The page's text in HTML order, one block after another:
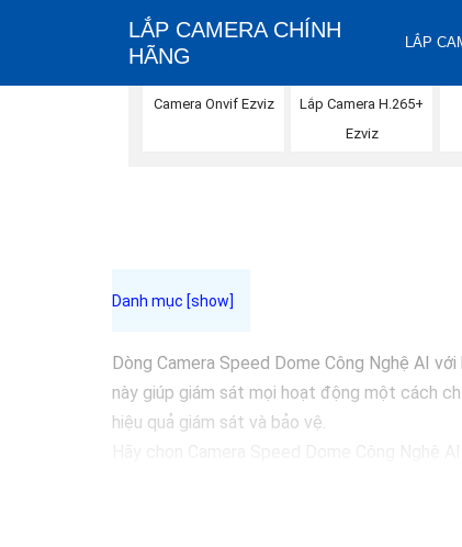
LẮP CAMERA CHÍNH
HÃNG
LẮP
Camera Onvif Ezviz
Lắp Camera H.265+
Ezviz
Dòng Camera Speed Dome Công Nghệ AI
này giúp giám sát mọi hoạt động một cách
hiệu quả giám sát và bảo vệ.